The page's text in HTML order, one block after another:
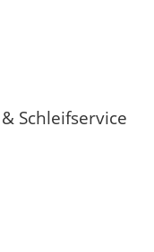
Schleifservice